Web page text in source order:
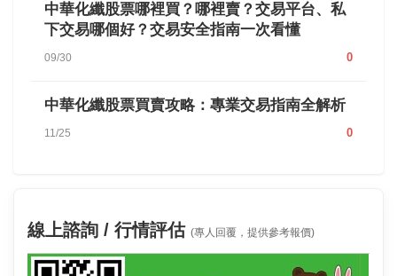
中華化纖股票哪裡買？哪裡賣？交易平台、私
下交易哪個好？交易安全指南一次看懂
09/30 0
中華化纖股票買賣攻略：專業交易指南全解析
11/25 0
線上諮詢 / 行情評估 (專人回覆，提供參考報價)